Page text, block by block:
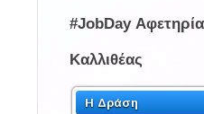
#JobDay
Καλλιθέας
Η Δράση